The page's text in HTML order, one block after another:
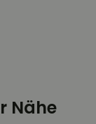
Nähe